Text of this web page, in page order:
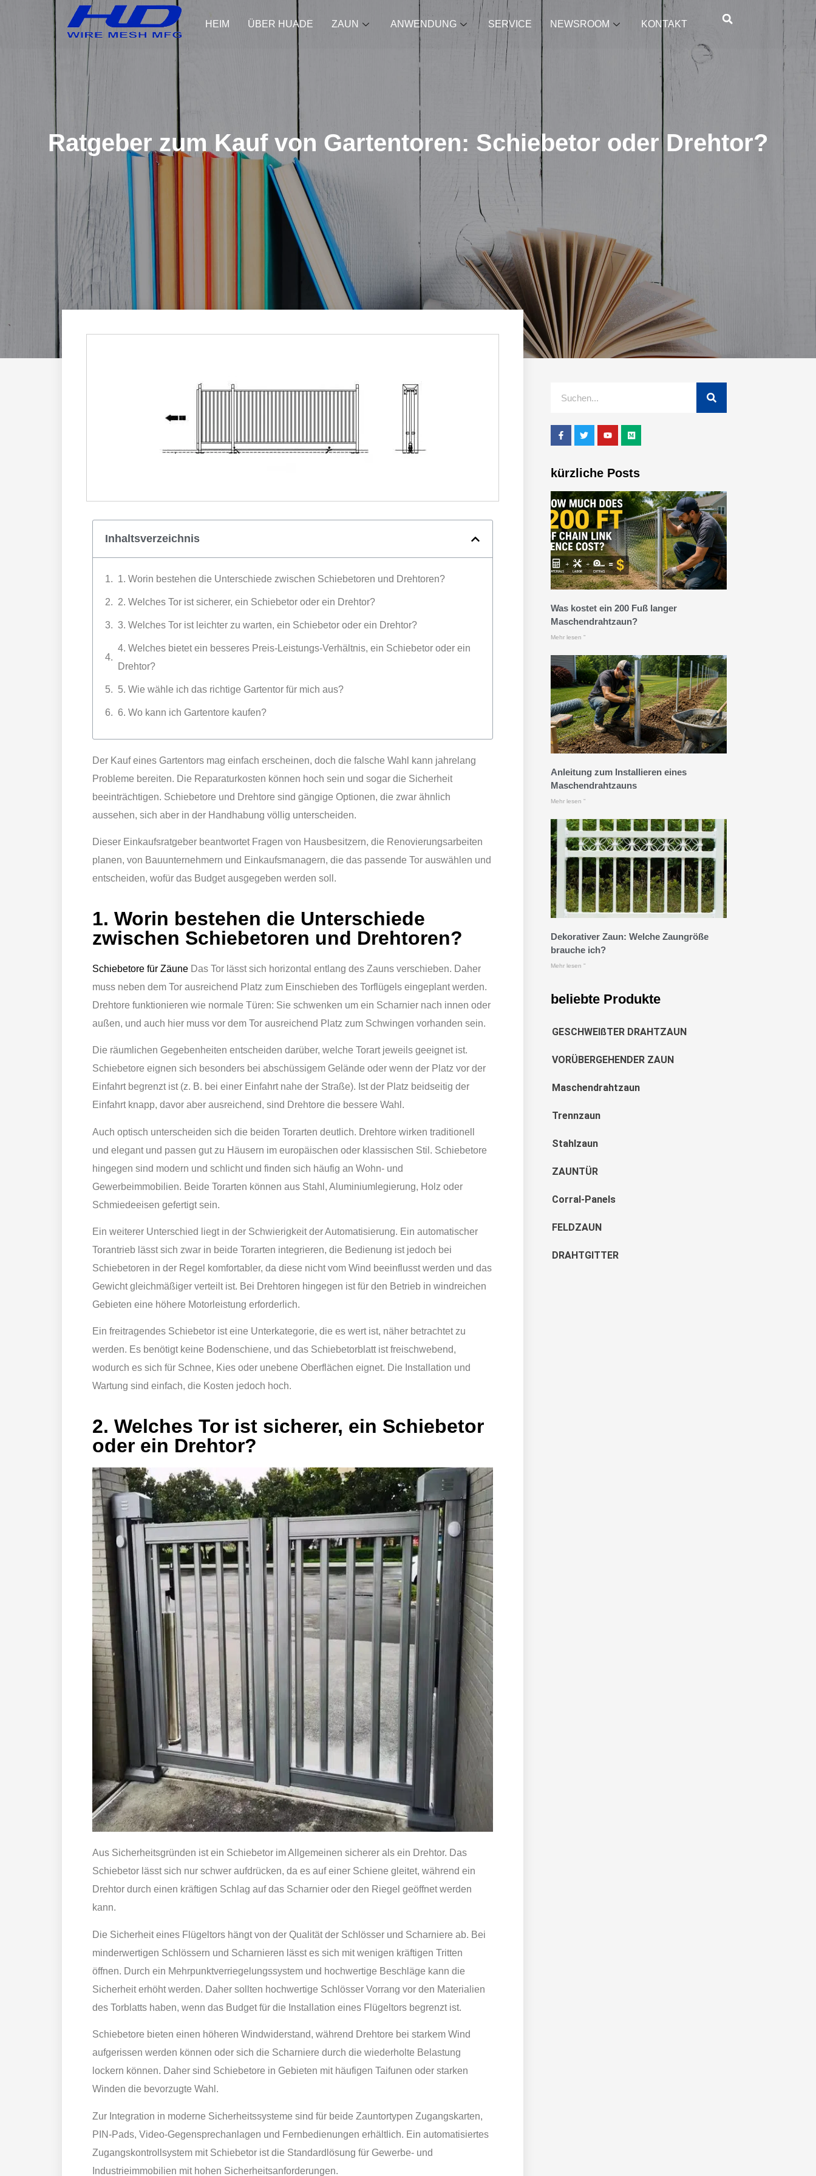
HEIM ÜBER HUADE ZAUN ANWENDUNG SERVICE NEWSROOM KONTAKT
Ratgeber zum Kauf von Gartentoren: Schiebetor oder Drehtor?
Inhaltsverzeichnis
1. Worin bestehen die Unterschiede zwischen Schiebetoren und Drehtoren?
2. Welches Tor ist sicherer, ein Schiebetor oder ein Drehtor?
3. Welches Tor ist leichter zu warten, ein Schiebetor oder ein Drehtor?
4. Welches bietet ein besseres Preis-Leistungs-Verhältnis, ein Schiebetor oder ein
Drehtor?
5. Wie wähle ich das richtige Gartentor für mich aus?
6. Wo kann ich Gartentore kaufen?
Der Kauf eines Gartentors mag einfach erscheinen, doch die falsche Wahl kann jahrelang
Probleme bereiten. Die Reparaturkosten können hoch sein und sogar die Sicherheit
beeinträchtigen. Schiebetore und Drehtore sind gängige Optionen, die zwar ähnlich
aussehen, sich aber in der Handhabung völlig unterscheiden.
Dieser Einkaufsratgeber beantwortet Fragen von Hausbesitzern, die Renovierungsarbeiten
planen, von Bauunternehmern und Einkaufsmanagern, die das passende Tor auswählen und
entscheiden, wofür das Budget ausgegeben werden soll.
1. Worin bestehen die Unterschiede
zwischen Schiebetoren und Drehtoren?
Schiebetore für Zäune Das Tor lässt sich horizontal entlang des Zauns verschieben. Daher
muss neben dem Tor ausreichend Platz zum Einschieben des Torflügels eingeplant werden.
Drehtore funktionieren wie normale Türen: Sie schwenken um ein Scharnier nach innen oder
außen, und auch hier muss vor dem Tor ausreichend Platz zum Schwingen vorhanden sein.
Die räumlichen Gegebenheiten entscheiden darüber, welche Torart jeweils geeignet ist.
Schiebetore eignen sich besonders bei abschüssigem Gelände oder wenn der Platz vor der
Einfahrt begrenzt ist (z. B. bei einer Einfahrt nahe der Straße). Ist der Platz beidseitig der
Einfahrt knapp, davor aber ausreichend, sind Drehtore die bessere Wahl.
Auch optisch unterscheiden sich die beiden Torarten deutlich. Drehtore wirken traditionell
und elegant und passen gut zu Häusern im europäischen oder klassischen Stil. Schiebetore
hingegen sind modern und schlicht und finden sich häufig an Wohn- und
Gewerbeimmobilien. Beide Torarten können aus Stahl, Aluminiumlegierung, Holz oder
Schmiedeeisen gefertigt sein.
Ein weiterer Unterschied liegt in der Schwierigkeit der Automatisierung. Ein automatischer
Torantrieb lässt sich zwar in beide Torarten integrieren, die Bedienung ist jedoch bei
Schiebetoren in der Regel komfortabler, da diese nicht vom Wind beeinflusst werden und das
Gewicht gleichmäßiger verteilt ist. Bei Drehtoren hingegen ist für den Betrieb in windreichen
Gebieten eine höhere Motorleistung erforderlich.
Ein freitragendes Schiebetor ist eine Unterkategorie, die es wert ist, näher betrachtet zu
werden. Es benötigt keine Bodenschiene, und das Schiebetorblatt ist freischwebend,
wodurch es sich für Schnee, Kies oder unebene Oberflächen eignet. Die Installation und
Wartung sind einfach, die Kosten jedoch hoch.
2. Welches Tor ist sicherer, ein Schiebetor
oder ein Drehtor?
Aus Sicherheitsgründen ist ein Schiebetor im Allgemeinen sicherer als ein Drehtor. Das
Schiebetor lässt sich nur schwer aufdrücken, da es auf einer Schiene gleitet, während ein
Drehtor durch einen kräftigen Schlag auf das Scharnier oder den Riegel geöffnet werden
kann.
Die Sicherheit eines Flügeltors hängt von der Qualität der Schlösser und Scharniere ab. Bei
minderwertigen Schlössern und Scharnieren lässt es sich mit wenigen kräftigen Tritten
öffnen. Durch ein Mehrpunktverriegelungssystem und hochwertige Beschläge kann die
Sicherheit erhöht werden. Daher sollten hochwertige Schlösser Vorrang vor den Materialien
des Torblatts haben, wenn das Budget für die Installation eines Flügeltors begrenzt ist.
Schiebetore bieten einen höheren Windwiderstand, während Drehtore bei starkem Wind
aufgerissen werden können oder sich die Scharniere durch die wiederholte Belastung
lockern können. Daher sind Schiebetore in Gebieten mit häufigen Taifunen oder starken
Winden die bevorzugte Wahl.
Zur Integration in moderne Sicherheitssysteme sind für beide Zauntortypen Zugangskarten,
PIN-Pads, Video-Gegensprechanlagen und Fernbedienungen erhältlich. Ein automatisiertes
Zugangskontrollsystem mit Schiebetor ist die Standardlösung für Gewerbe- und
Industrieimmobilien mit hohen Sicherheitsanforderungen.
kürzliche Posts
Was kostet ein 200 Fuß langer
Maschendrahtzaun?
Mehr lesen "
Anleitung zum Installieren eines
Maschendrahtzauns
Mehr lesen "
Dekorativer Zaun: Welche Zaungröße
brauche ich?
Mehr lesen "
beliebte Produkte
GESCHWEIßTER DRAHTZAUN
VORÜBERGEHENDER ZAUN
Maschendrahtzaun
Trennzaun
Stahlzaun
ZAUNTÜR
Corral-Panels
FELDZAUN
DRAHTGITTER